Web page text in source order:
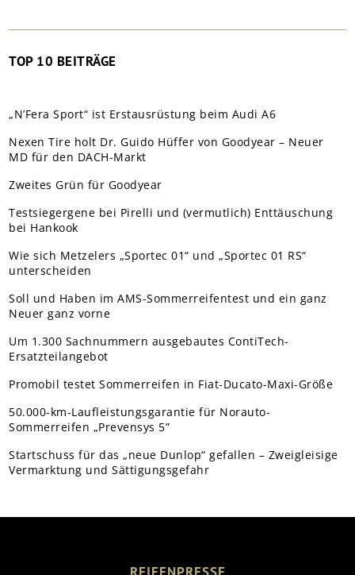
TOP 10 BEITRÄGE
„N’Fera Sport“ ist Erstausrüstung beim Audi A6
Nexen Tire holt Dr. Guido Hüffer von Goodyear – Neuer
MD für den DACH-Markt
Zweites Grün für Goodyear
Testsiegergene bei Pirelli und (vermutlich) Enttäuschung
bei Hankook
Wie sich Metzelers „Sportec 01“ und „Sportec 01 RS“
unterscheiden
Soll und Haben im AMS-Sommerreifentest und ein ganz
Neuer ganz vorne
Um 1.300 Sachnummern ausgebautes ContiTech-
Ersatzteilangebot
Promobil testet Sommerreifen in Fiat-Ducato-Maxi-Größe
50.000-km-Laufleistungsgarantie für Norauto-
Sommerreifen „Prevensys 5”
Startschuss für das „neue Dunlop“ gefallen – Zweigleisige
Vermarktung und Sättigungsgefahr